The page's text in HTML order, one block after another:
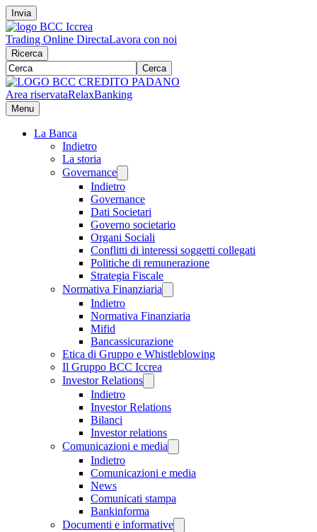
Invia
Trading Online DirectaLavora con noi
Ricerca
Cerca
Area riservataRelaxBanking
Menu
La Banca
Indietro
La storia
Governance
Indietro
Governance
Dati Societari
Governo societario
Organi Sociali
Conflitti di interessi soggetti collegati
Politiche di remunerazione
Strategia Fiscale
Normativa Finanziaria
Indietro
Normativa Finanziaria
Mifid
Bancassicurazione
Etica di Gruppo e Whistleblowing
Il Gruppo BCC Iccrea
Investor Relations
Indietro
Investor Relations
Bilanci
Investor relations
Comunicazioni e media
Indietro
Comunicazioni e media
News
Comunicati stampa
Bankinforma
Documenti e informative